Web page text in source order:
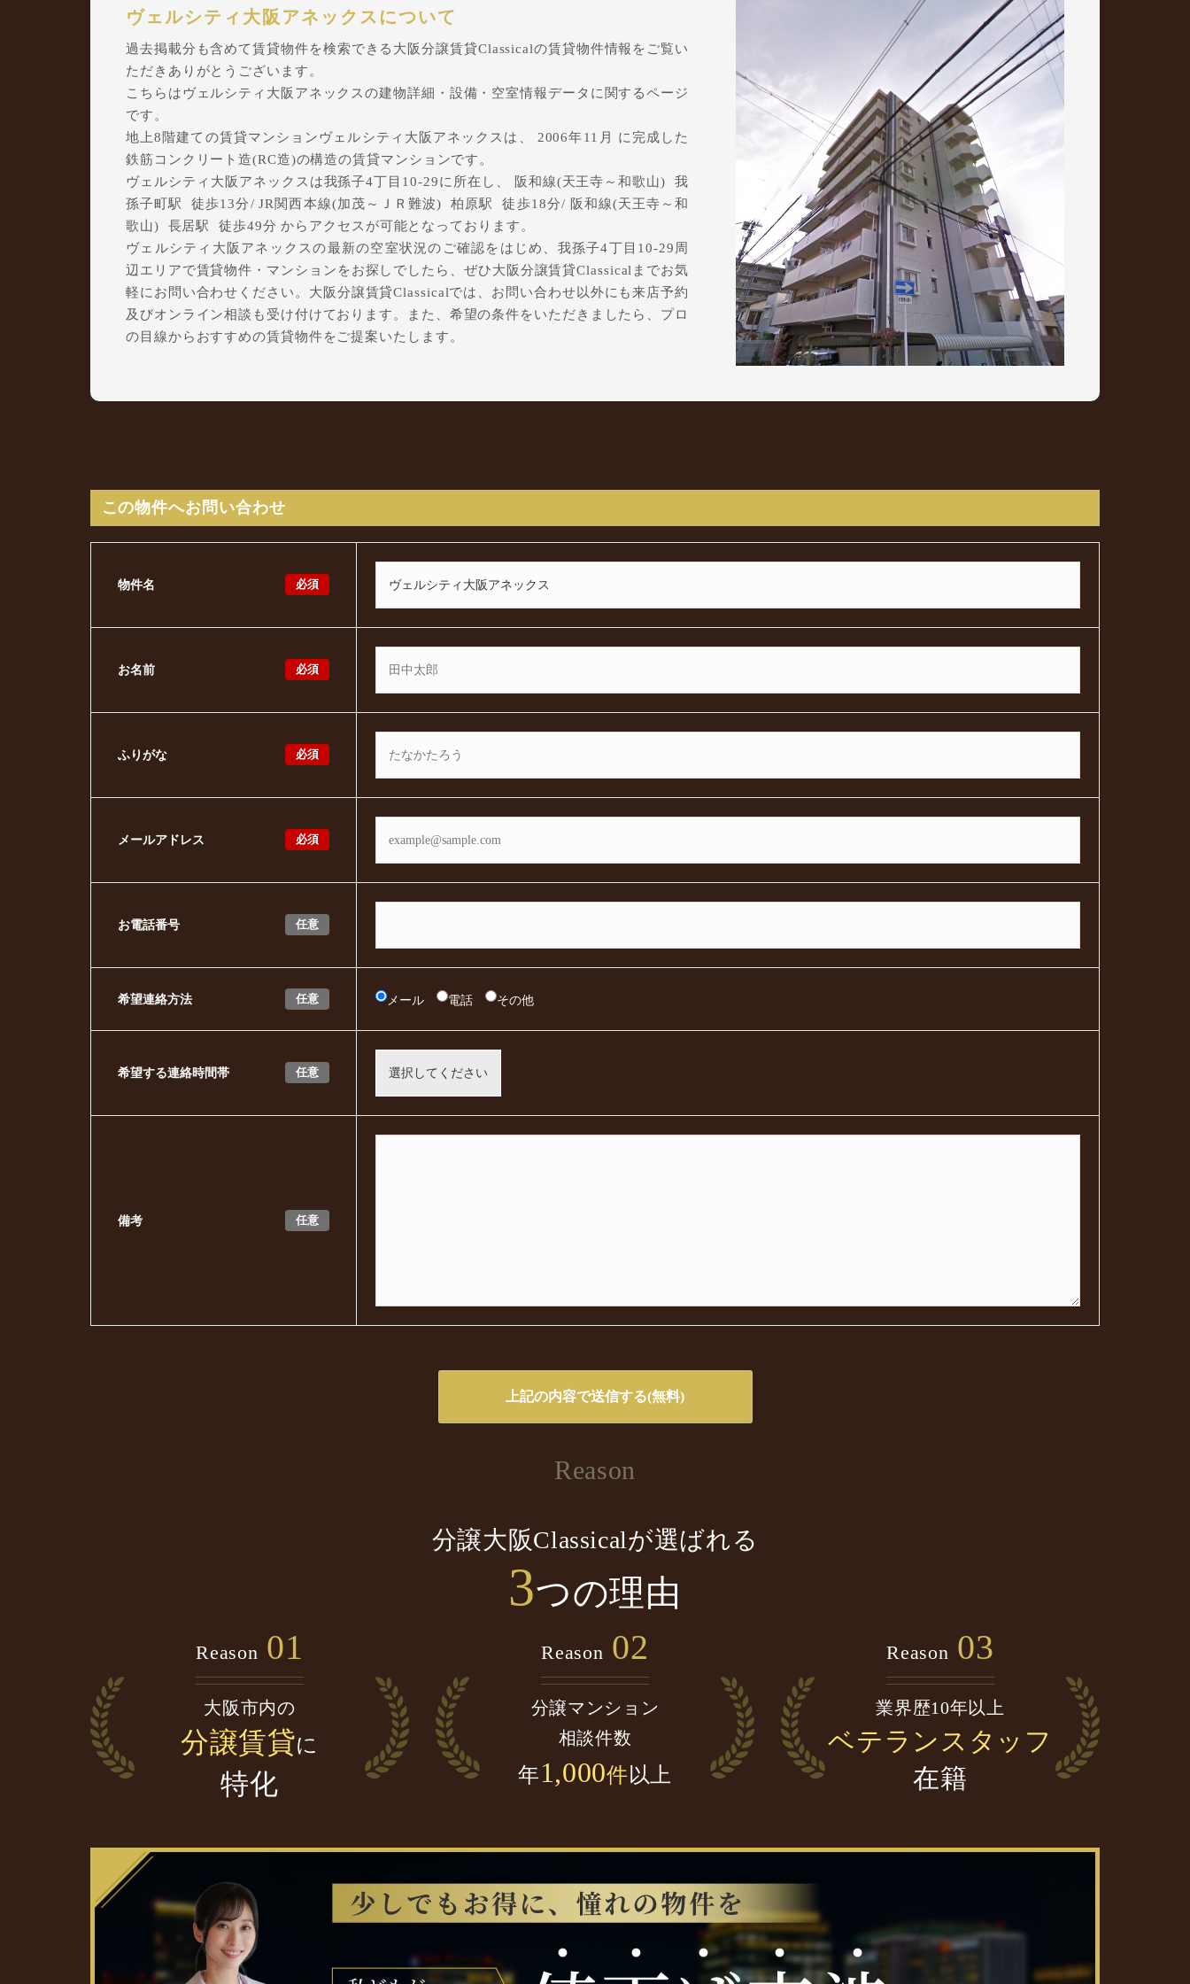
ヴェルシティ大阪アネックスについて
過去掲載分も含めて賃貸物件を検索できる大阪分譲賃貸Classicalの賃貸物件情報をご覧い
ただきありがとうございます。
こちらはヴェルシティ大阪アネックスの建物詳細・設備・空室情報データに関するページ
です。
地上8階建ての賃貸マンションヴェルシティ大阪アネックスは、 2006年11月 に完成した
鉄筋コンクリート造(RC造)の構造の賃貸マンションです。
ヴェルシティ大阪アネックスは我孫子4丁目10-29に所在し、 阪和線(天王寺～和歌山) 我
孫子町駅 徒歩13分/ JR関西本線(加茂～ＪＲ難波) 柏原駅 徒歩18分/ 阪和線(天王寺～和
歌山) 長居駅 徒歩49分 からアクセスが可能となっております。
ヴェルシティ大阪アネックスの最新の空室状況のご確認をはじめ、我孫子4丁目10-29周
辺エリアで賃貸物件・マンションをお探しでしたら、ぜひ大阪分譲賃貸Classicalまでお気
軽にお問い合わせください。大阪分譲賃貸Classicalでは、お問い合わせ以外にも来店予約
及びオンライン相談も受け付けております。また、希望の条件をいただきましたら、プロ
の目線からおすすめの賃貸物件をご提案いたします。
この物件へお問い合わせ
必須
物件名
必須
お名前
必須
ふりがな
必須
メールアドレス
任意
お電話番号
任意
希望連絡方法 メール 電話 その他
任意
希望する連絡時間帯
任意
備考
Reason
分譲大阪Classicalが選ばれる
3つの理由
Reason 01
大阪市内の
分譲賃貸に
特化
Reason 02
分譲マンション
相談件数
年1,000件以上
Reason 03
業界歴10年以上
ベテランスタッフ
在籍